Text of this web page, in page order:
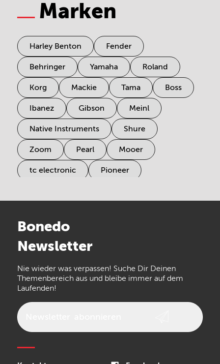
Marken
Harley Benton Fender
Behringer Yamaha Roland
Korg Mackie Tama Boss
Ibanez Gibson Meinl
Native Instruments Shure
Zoom Pearl Mooer
tc electronic Pioneer
Arturia
the t.bone
Walrus Audio Epiphone
Bonedo
Newsletter
Nie wieder was verpassen! Suche Dir Deinen
Themenbereich aus und bleibe immer auf dem
Laufenden!